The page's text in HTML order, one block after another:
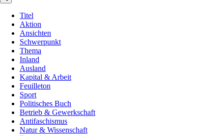
Titel
Aktion
Ansichten
Schwerpunkt
Thema
Inland
Ausland
Kapital & Arbeit
Feuilleton
Sport
Politisches Buch
Betrieb & Gewerkschaft
Antifaschismus
Natur & Wissenschaft